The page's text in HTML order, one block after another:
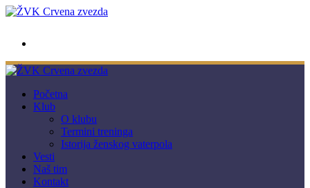
Početna
Klub
O klubu
Termini treninga
Istorija ženskog vaterpola
Vesti
Naš tim
Kontakt